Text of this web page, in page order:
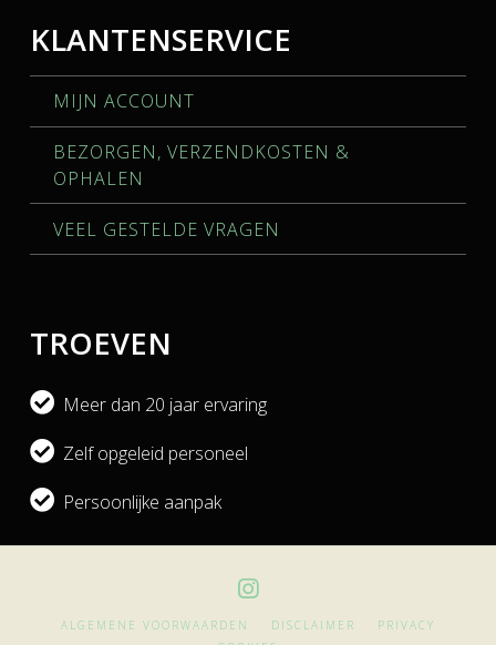
KLANTENSERVICE
MIJN ACCOUNT
BEZORGEN, VERZENDKOSTEN &
OPHALEN
VEEL GESTELDE VRAGEN
TROEVEN
Meer dan 20 jaar ervaring
Zelf opgeleid personeel
Persoonlijke aanpak
ALGEMENE VOORWAARDEN DISCLAIMER
PRIVACY